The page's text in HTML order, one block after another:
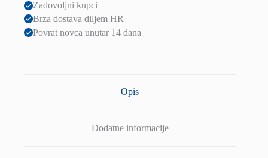
količina
Zadovoljni kupci
Brza dostava diljem HR
Povrat novca unutar 14 dana
Opis
Dodatne informacije